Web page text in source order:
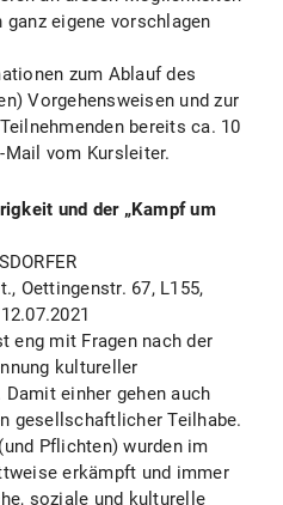
eigene vorschlagen
zum Ablauf des
Vorgehensweisen und zur
bereits ca. 10
Mail vom Kursleiter.
und der „Kampf um
Oettingenstr. 67, L155,
eng mit Fragen nach der
kultureller
einher gehen auch
gesellschaftlicher Teilhabe.
Pflichten) wurden im
erkämpft und immer
soziale und kulturelle